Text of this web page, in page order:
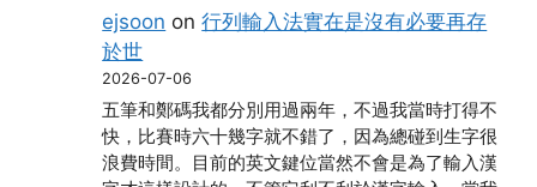
ejsoon on行列輸入法實在是沒有必要再存
於世
2026-07-06
五筆和鄭碼我都分別用過兩年，不過我當時打得不
快，比賽時六十幾字就不錯了，因為總碰到生字很
浪費時間。目前的英文鍵位當然不會是為了輸入漢